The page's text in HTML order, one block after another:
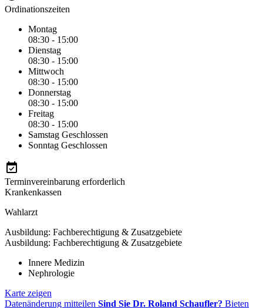
Ordinationszeiten
Montag
08:30 - 15:00
Dienstag
08:30 - 15:00
Mittwoch
08:30 - 15:00
Donnerstag
08:30 - 15:00
Freitag
08:30 - 15:00
Samstag Geschlossen
Sonntag Geschlossen
Terminvereinbarung erforderlich
Krankenkassen
Wahlarzt
Ausbildung: Fachberechtigung & Zusatzgebiete
Ausbildung: Fachberechtigung & Zusatzgebiete
Innere Medizin
Nephrologie
Karte zeigen
Datenänderung mitteilen Sind Sie Dr. Roland Schaufler? Bieten